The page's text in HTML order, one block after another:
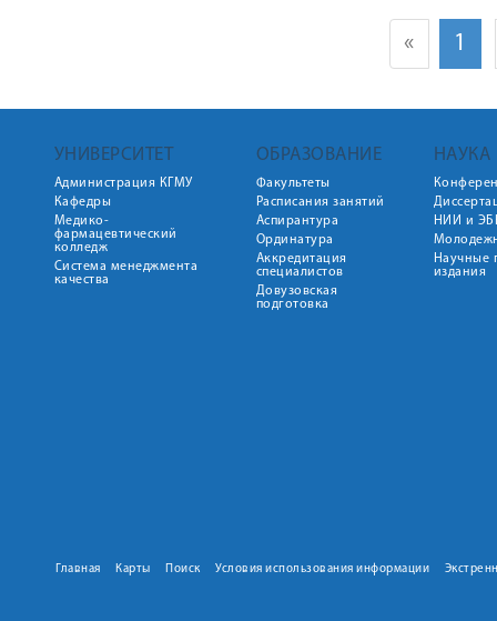
« 1
УНИВЕРСИТЕТ
Администрация КГМУ
Кафедры
Медико-
фармацевтический
колледж
Система менеджмента
качества
ОБРАЗОВАНИЕ
Факультеты
Расписания занятий
Аспирантура
Ординатура
Аккредитация
специалистов
Довузовская
подготовка
НАУКА
НИИ и
Научные
издания
Главная Карты Поиск Условия использования информации